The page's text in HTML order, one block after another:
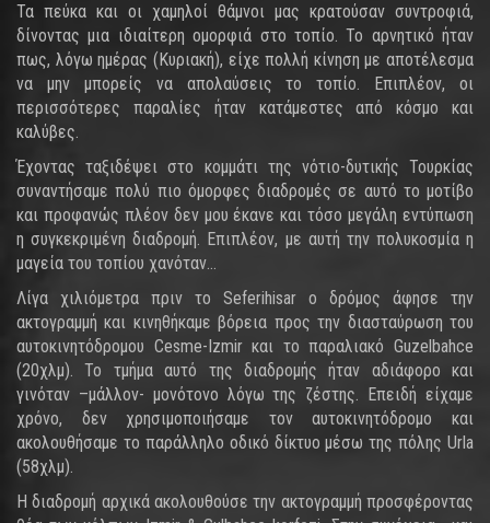
Τα πεύκα και οι χαμηλοί θάμνοι μας κρατούσαν συντροφιά,
δίνοντας μια ιδιαίτερη ομορφιά στο τοπίο. Το αρνητικό ήταν
πως, λόγω ημέρας (Κυριακή), είχε πολλή κίνηση με αποτέλεσμα
να μην μπορείς να απολαύσεις το τοπίο. Επιπλέον, οι
περισσότερες παραλίες ήταν κατάμεστες από κόσμο και
καλύβες.
Έχοντας ταξιδέψει στο κομμάτι της νότιο-δυτικής Τουρκίας
συναντήσαμε πολύ πιο όμορφες διαδρομές σε αυτό το μοτίβο
και προφανώς πλέον δεν μου έκανε και τόσο μεγάλη εντύπωση
η συγκεκριμένη διαδρομή. Επιπλέον, με αυτή την πολυκοσμία η
μαγεία του τοπίου χανόταν…
Λίγα χιλιόμετρα πριν το Seferihisar ο δρόμος άφησε την
ακτογραμμή και κινηθήκαμε βόρεια προς την διασταύρωση του
αυτοκινητόδρομου Cesme-Izmir και το παραλιακό Guzelbahce
(20χλμ). Το τμήμα αυτό της διαδρομής ήταν αδιάφορο και
γινόταν –μάλλον- μονότονο λόγω της ζέστης. Επειδή είχαμε
χρόνο, δεν χρησιμοποιήσαμε τον αυτοκινητόδρομο και
ακολουθήσαμε το παράλληλο οδικό δίκτυο μέσω της πόλης Urla
(58χλμ).
Η διαδρομή αρχικά ακολουθούσε την ακτογραμμή προσφέροντας